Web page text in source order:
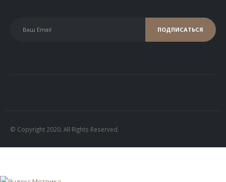
© Copyright 2020. All Rights Reserved.